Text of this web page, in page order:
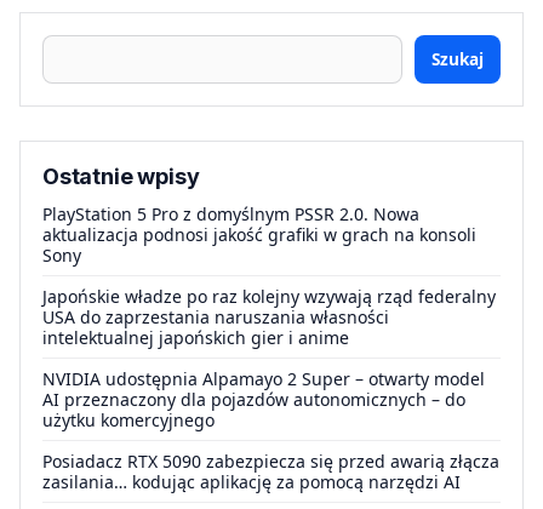
Szukaj
Ostatnie wpisy
PlayStation 5 Pro z domyślnym PSSR 2.0. Nowa
aktualizacja podnosi jakość grafiki w grach na konsoli
Sony
Japońskie władze po raz kolejny wzywają rząd federalny
USA do zaprzestania naruszania własności
intelektualnej japońskich gier i anime
NVIDIA udostępnia Alpamayo 2 Super – otwarty model
AI przeznaczony dla pojazdów autonomicznych – do
użytku komercyjnego
Posiadacz RTX 5090 zabezpiecza się przed awarią złącza
zasilania… kodując aplikację za pomocą narzędzi AI